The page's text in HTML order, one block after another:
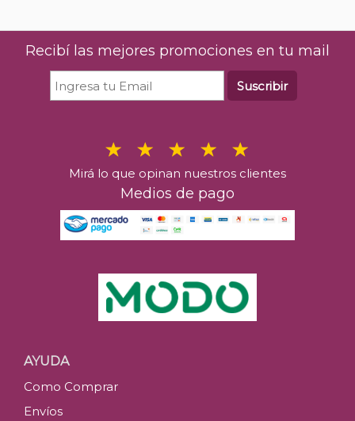
Recibí las mejores promociones en tu mail
Suscribir
Mirá lo que opinan nuestros clientes
Medios de pago
AYUDA
Como Comprar
Envíos